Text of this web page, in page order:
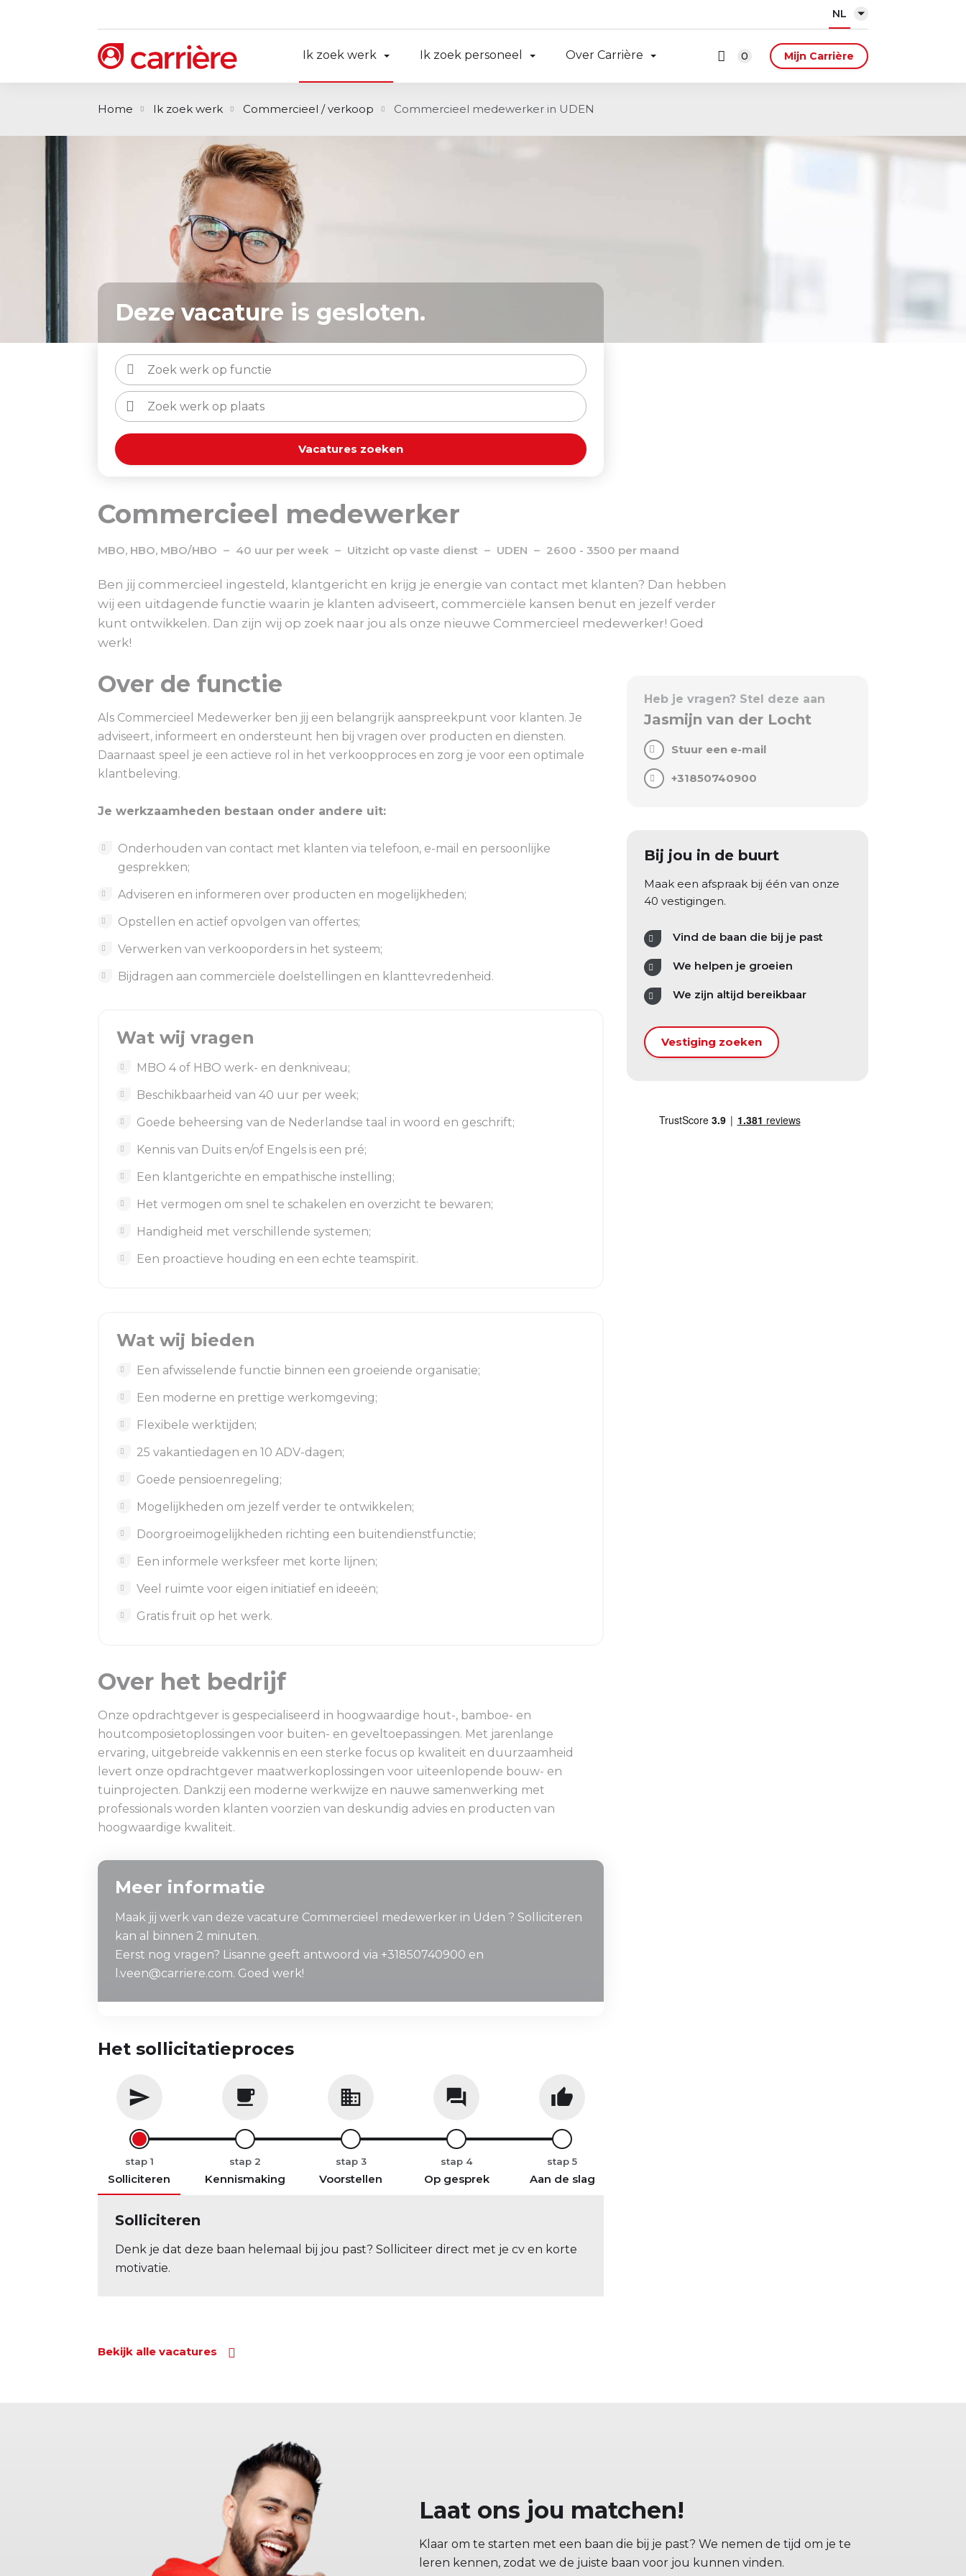
NL
Ik zoek werk Ik zoek personeel Over Carrière 0 Mijn Carrière
Home Ik zoek werk Commercieel / verkoop Commercieel medewerker in UDEN
Deze vacature is gesloten.
Vacatures zoeken
Commercieel medewerker
MBO, HBO, MBO/HBO 40 uur per week Uitzicht op vaste dienst UDEN 2600 - 3500 per maand
Ben jij commercieel ingesteld, klantgericht en krijg je energie van contact met klanten? Dan hebben
wij een uitdagende functie waarin je klanten adviseert, commerciële kansen benut en jezelf verder
kunt ontwikkelen. Dan zijn wij op zoek naar jou als onze nieuwe Commercieel medewerker! Goed
werk!
Over de functie
Als Commercieel Medewerker ben jij een belangrijk aanspreekpunt voor klanten. Je
adviseert, informeert en ondersteunt hen bij vragen over producten en diensten.
Daarnaast speel je een actieve rol in het verkoopproces en zorg je voor een optimale
klantbeleving.
Je werkzaamheden bestaan onder andere uit:
Onderhouden van contact met klanten via telefoon, e-mail en persoonlijke
gesprekken;
Adviseren en informeren over producten en mogelijkheden;
Opstellen en actief opvolgen van offertes;
Verwerken van verkooporders in het systeem;
Bijdragen aan commerciële doelstellingen en klanttevredenheid.
Wat wij vragen
MBO 4 of HBO werk- en denkniveau;
Beschikbaarheid van 40 uur per week;
Goede beheersing van de Nederlandse taal in woord en geschrift;
Kennis van Duits en/of Engels is een pré;
Een klantgerichte en empathische instelling;
Het vermogen om snel te schakelen en overzicht te bewaren;
Handigheid met verschillende systemen;
Een proactieve houding en een echte teamspirit.
Wat wij bieden
Een afwisselende functie binnen een groeiende organisatie;
Een moderne en prettige werkomgeving;
Flexibele werktijden;
25 vakantiedagen en 10 ADV-dagen;
Goede pensioenregeling;
Mogelijkheden om jezelf verder te ontwikkelen;
Doorgroeimogelijkheden richting een buitendienstfunctie;
Een informele werksfeer met korte lijnen;
Veel ruimte voor eigen initiatief en ideeën;
Gratis fruit op het werk.
Over het bedrijf
Onze opdrachtgever is gespecialiseerd in hoogwaardige hout-, bamboe- en
houtcomposietoplossingen voor buiten- en geveltoepassingen. Met jarenlange
ervaring, uitgebreide vakkennis en een sterke focus op kwaliteit en duurzaamheid
levert onze opdrachtgever maatwerkoplossingen voor uiteenlopende bouw- en
tuinprojecten. Dankzij een moderne werkwijze en nauwe samenwerking met
professionals worden klanten voorzien van deskundig advies en producten van
hoogwaardige kwaliteit.
Meer informatie
Maak jij werk van deze vacature Commercieel medewerker in Uden ? Solliciteren
kan al binnen 2 minuten.
Eerst nog vragen? Lisanne geeft antwoord via +31850740900 en
l.veen@carriere.com. Goed werk!
Het sollicitatieproces
stap
Solliciteren
stap
Kennismaking
stap
Voorstellen
stap
Op gesprek
stap
Aan de slag
Solliciteren
Denk je dat deze baan helemaal bij jou past? Solliciteer direct met je cv en korte
motivatie.
Heb je vragen? Stel deze aan
Jasmijn van der Locht
Stuur een e-mail
+31850740900
Bij jou in de buurt
Maak een afspraak bij één van onze
40 vestigingen.
Vind de baan die bij je past
We helpen je groeien
We zijn altijd bereikbaar
Vestiging zoeken
Bekijk alle vacatures
Laat ons jou matchen!
Klaar om te starten met een baan die bij je past? We nemen de tijd om je te
leren kennen, zodat we de juiste baan voor jou kunnen vinden.